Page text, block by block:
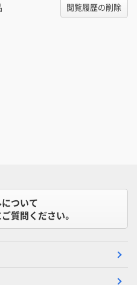
閲覧履歴の削除
ついて
質問ください。